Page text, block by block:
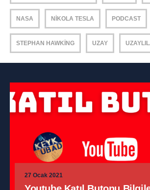
NASA NIKOLA TESLA PODCAST
STEPHAN HAWKING UZAY
27 Ocak 2021